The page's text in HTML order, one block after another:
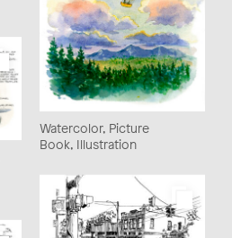
Watercolor, Picture
Book, Illustration